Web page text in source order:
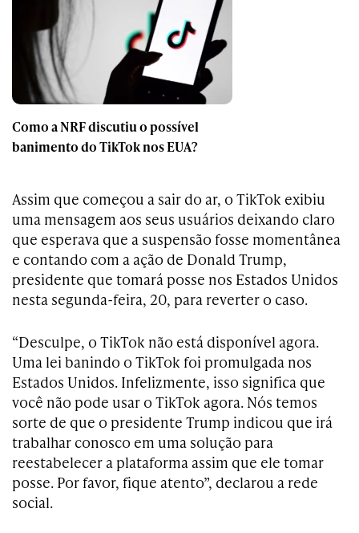
Como a NRF discutiu o possível
banimento do TikTok nos EUA?
Assim que começou a sair do ar, o TikTok exibiu
uma mensagem aos seus usuários deixando claro
que esperava que a suspensão fosse momentânea
e contando com a ação de Donald Trump,
presidente que tomará posse nos Estados Unidos
nesta segunda-feira, 20, para reverter o caso.
“Desculpe, o TikTok não está disponível agora.
Uma lei banindo o TikTok foi promulgada nos
Estados Unidos. Infelizmente, isso significa que
você não pode usar o TikTok agora. Nós temos
sorte de que o presidente Trump indicou que irá
trabalhar conosco em uma solução para
reestabelecer a plataforma assim que ele tomar
posse. Por favor, fique atento”, declarou a rede
social.